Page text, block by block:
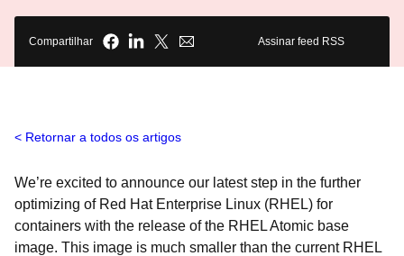
Compartilhar Assinar feed RSS
Retornar a todos os artigos
We’re excited to announce our latest step in the further
optimizing of Red Hat Enterprise Linux (RHEL) for
containers with the release of the RHEL Atomic base
image. This image is much smaller than the current RHEL